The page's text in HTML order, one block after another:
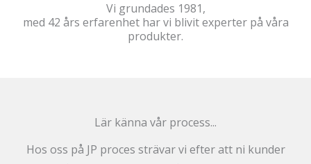
Vi grundades 1981,
med 42 års erfarenhet har vi blivit experter på våra
produkter.
Lär känna vår process...
Hos oss på JP proces strävar vi efter att ni kunder